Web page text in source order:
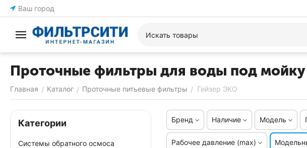
Ваш город
Проточные фильтры для воды под
Главная / Каталог / Проточные питьевые фильтры / Гейзер ЭКО
Бренд Наличие Модель
Рабочее давление (max)
Категории
Системы обратного осмоса